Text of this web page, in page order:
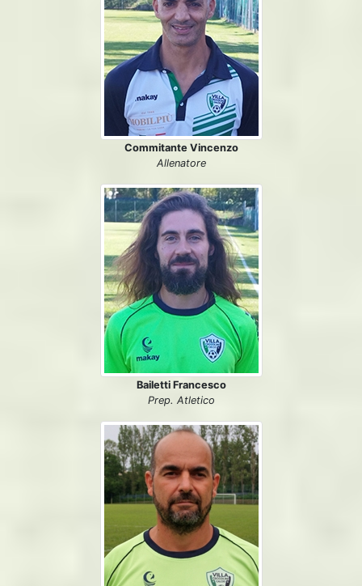
Commitante Vincenzo
Allenatore
Bailetti Francesco
Prep. Atletico